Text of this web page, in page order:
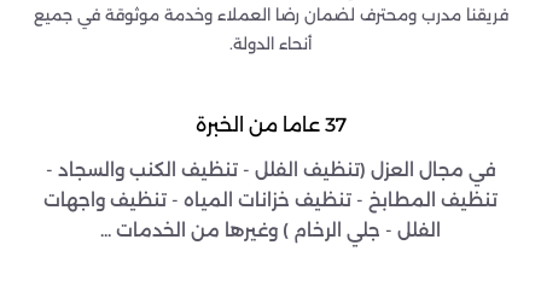
فريقنا مدرب ومحترف لضمان رضا العملاء وخدمة موثوقة في جميع
أنحاء الدولة.
37 عاما من الخبرة
في مجال العزل (تنظيف الفلل - تنظيف الكنب والسجاد -
تنظيف المطابخ - تنظيف خزانات المياه - تنظيف واجهات
الفلل - جلي الرخام ) وغيرها من الخدمات ...